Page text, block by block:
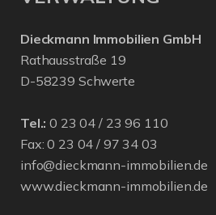
Dieckmann Immobilien GmbH
Rathausstraße 19
D-58239 Schwerte
Tel.: 0 23 04 / 23 96 110
Fax: 0 23 04 / 97 34 03
info@dieckmann-immobilien.de
www.dieckmann-immobilien.de